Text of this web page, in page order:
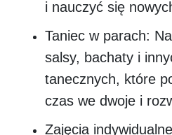
i nauczyć się
Taniec w parach:
salsy, bachaty i
tanecznych, które
czas we dwoje i
Zajęcia